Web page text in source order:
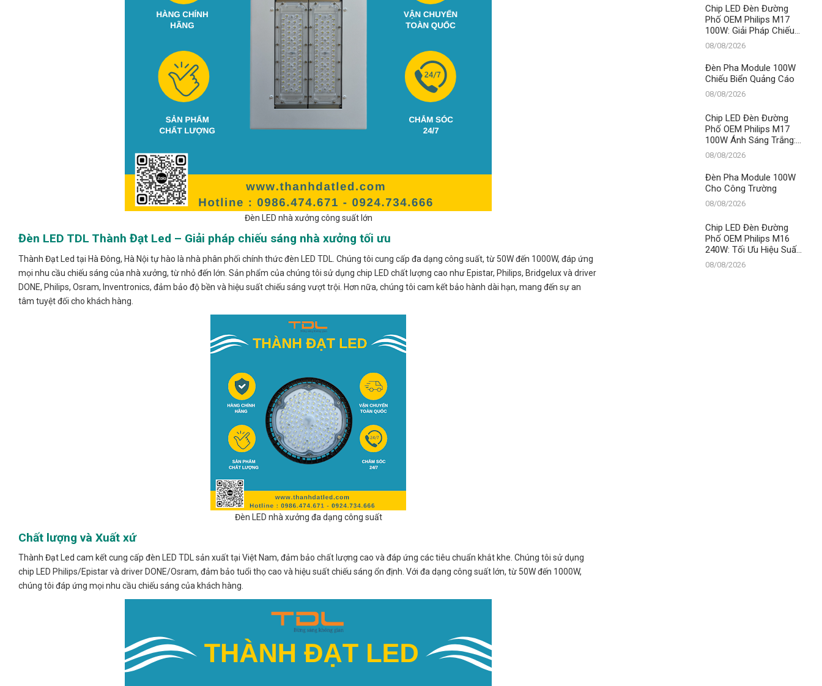
Đèn LED nhà xưởng công suất lớn
Đèn LED TDL Thành Đạt Led – Giải pháp chiếu sáng nhà xưởng tối ưu
Thành Đạt Led tại Hà Đông, Hà Nội tự hào là nhà phân phối chính thức đèn LED TDL. Chúng tôi cung cấp đa dạng công suất, từ 50W đến 1000W, đáp ứng
mọi nhu cầu chiếu sáng của nhà xưởng, từ nhỏ đến lớn. Sản phẩm của chúng tôi sử dụng chip LED chất lượng cao như Epistar, Philips, Bridgelux và driver
DONE, Philips, Osram, Inventronics, đảm bảo độ bền và hiệu suất chiếu sáng vượt trội. Hơn nữa, chúng tôi cam kết bảo hành dài hạn, mang đến sự an
tâm tuyệt đối cho khách hàng.
Đèn LED nhà xưởng đa dạng công suất
Chất lượng và Xuất xứ
Thành Đạt Led cam kết cung cấp đèn LED TDL sản xuất tại Việt Nam, đảm bảo chất lượng cao và đáp ứng các tiêu chuẩn khắt khe. Chúng tôi sử dụng
chip LED Philips/Epistar và driver DONE/Osram, đảm bảo tuổi thọ cao và hiệu suất chiếu sáng ổn định. Với đa dạng công suất lớn, từ 50W đến 1000W,
chúng tôi đáp ứng mọi nhu cầu chiếu sáng của khách hàng.
Chip LED Đèn Đường
Phố OEM Philips M17
100W: Giải Pháp Chiếu
Sáng Tối Ưu và Bền
Vững Từ Thành Đạt LED
08/08/2026
Đèn Pha Module 100W
Chiếu Biển Quảng Cáo
08/08/2026
Chip LED Đèn Đường
Phố OEM Philips M17
100W Ánh Sáng Trắng:
Giải Pháp Chiếu Sáng
Tối Ưu Từ Thành Đạt
LED
08/08/2026
Đèn Pha Module 100W
Cho Công Trường
08/08/2026
Chip LED Đèn Đường
Phố OEM Philips M16
240W: Tối Ưu Hiệu Suất,
Vững Bền Bất Chấp Thời
Gian – Đẳng Cấp Số 1
08/08/2026